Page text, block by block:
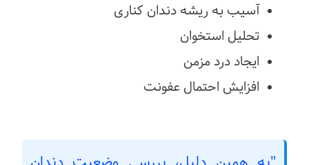
آسیب به ریشه دندان کناری
تحلیل استخوان
ایجاد درد مزمن
افزایش احتمال عفونت